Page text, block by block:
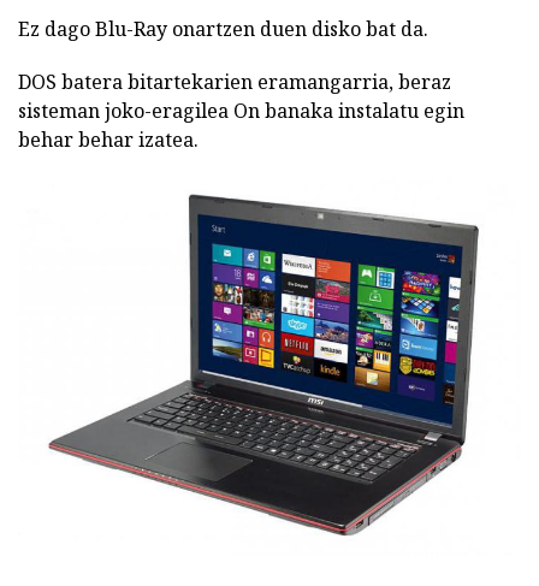
Ez dago Blu-Ray onartzen duen disko bat da.
DOS batera bitartekarien eramangarria, beraz
sisteman joko-eragilea On banaka instalatu egin
behar behar izatea.